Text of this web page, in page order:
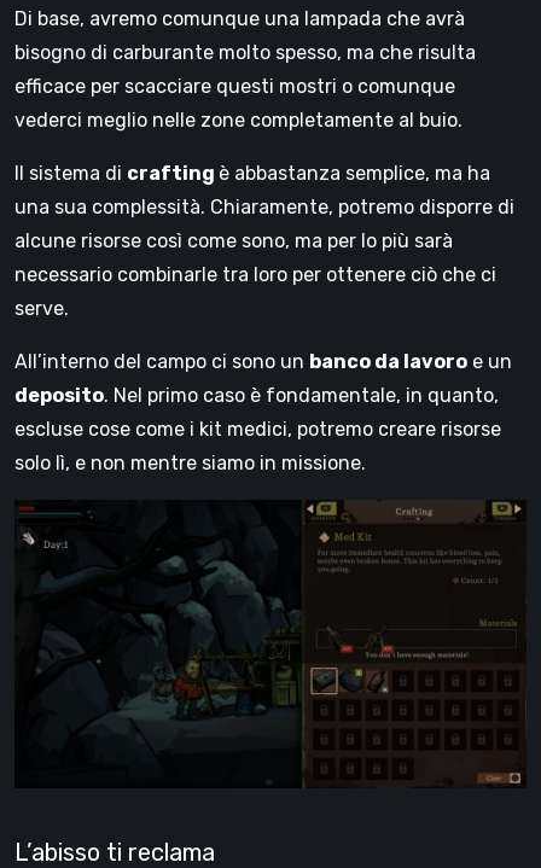
Di base, avremo comunque una lampada che avrà
bisogno di carburante molto spesso, ma che risulta
efficace per scacciare questi mostri o comunque
vederci meglio nelle zone completamente al buio.
Il sistema di crafting è abbastanza semplice, ma ha
una sua complessità. Chiaramente, potremo disporre di
alcune risorse così come sono, ma per lo più sarà
necessario combinarle tra loro per ottenere ciò che ci
serve.
All’interno del campo ci sono un banco da lavoro e un
deposito. Nel primo caso è fondamentale, in quanto,
escluse cose come i kit medici, potremo creare risorse
solo lì, e non mentre siamo in missione.
L’abisso ti reclama